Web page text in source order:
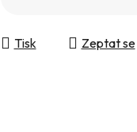
Tisk Zeptat se